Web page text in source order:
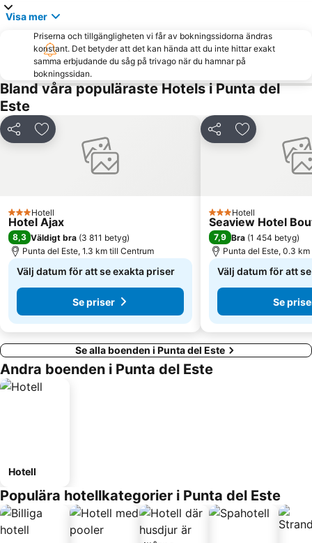
Visa mer
Priserna och tillgängligheten vi får av bokningssidorna ändras
konstant. Det betyder att det kan hända att du inte hittar exakt
samma erbjudande du såg på trivago när du hamnar på
bokningssidan.
Bland våra populäraste Hotels i Punta del
Este
Dela Lägg till i Mina Favoriter
3 Stjärnor
Hotell
Hotel Ajax
8,3 Väldigt bra (3 811 betyg)
Punta del Este, 1.3 km till Centrum
Välj datum för att se exakta priser
Se priser
Dela Lägg till i
3 Stjärnor
Hotell
Seaview Hotel
7,9 Bra (1 454 betyg)
Punta del Este, 0.3
Välj datum för att
Se
Se alla boenden i Punta del Este
Andra boenden i Punta del Este
Hotell
Populära hotellkategorier i Punta del Este